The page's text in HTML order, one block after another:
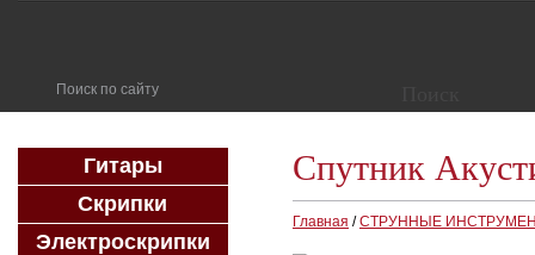
Спутник
Главная /СТРУННЫЕ
Гитары
Скрипки
Электроскрипки